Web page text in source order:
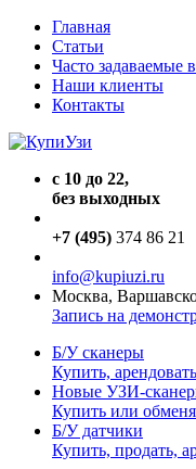
Главная
Статьи
Часто задаваемые
Наши клиенты
Контакты
с 10 до 22,
без выходных
+7 (495) 374 86 21
info@kupiuzi.ru
Москва,
Запись на
Б/У сканеры
Купить,
Новые УЗИ-
Купить или
Б/У датчики
Купить, продать,